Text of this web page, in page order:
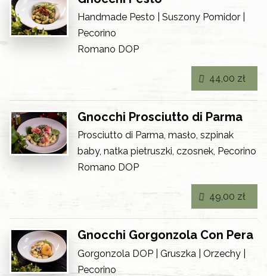
Handmade Pesto | Suszony Pomidor |
Pecorino
Romano DOP
Gnocchi Prosciutto di Parma
Prosciutto di Parma, masło, szpinak
baby, natka pietruszki, czosnek, Pecorino
Romano DOP
Gnocchi Gorgonzola Con Pera
Gorgonzola DOP | Gruszka | Orzechy |
Pecorino